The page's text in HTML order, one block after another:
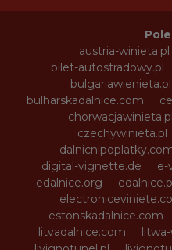
austria-winieta.pl
bilet-autostradowy.pl
bulgariawienieta.pl
bulharskadalnice.com
chorwacjawinieta.pl
czechywinieta.pl
digital-vignette.de
e-
edalnice.org
estonskadalnice.com
litvadalnice.com